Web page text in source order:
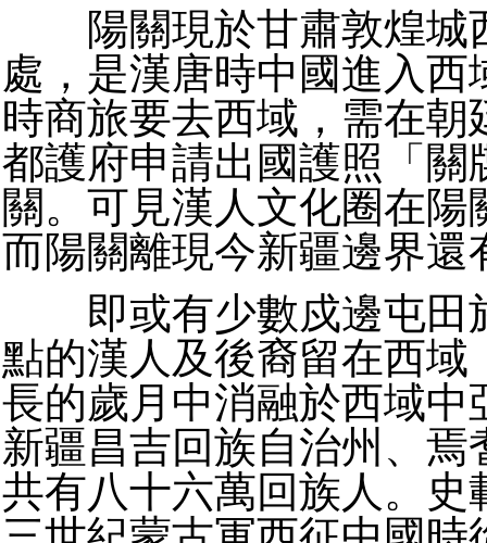
陽關現於甘肅敦煌城
處，是漢唐時中國進入西
時商旅要去西域，需在朝
都護府申請出國護照「關
關。可見漢人文化圈在陽
而陽關離現今新疆邊界還
即或有少數戍邊屯田
點的漢人及後裔留在西域
長的歲月中消融於西域中
新疆昌吉回族自治州、焉
共有八十六萬回族人。史